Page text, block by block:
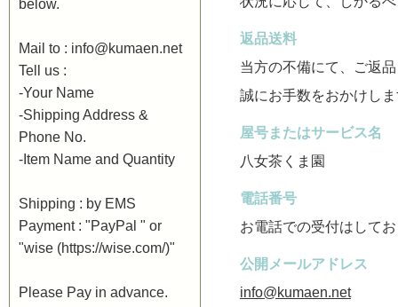
返品送料
当方の不備にて、ご返
誠にお手数をおかけし
屋号またはサービス名
八女茶くま園
電話番号
お電話での受付はして
公開メールアドレス
info@kumaen.net
below.
Mail to : info@kumaen.net
Tell us :
-Your Name
-Shipping Address &
Phone No.
-Item Name and Quantity
Shipping : by EMS
Payment : "PayPal " or
"wise (https://wise.com/)"
Please Pay in advance.